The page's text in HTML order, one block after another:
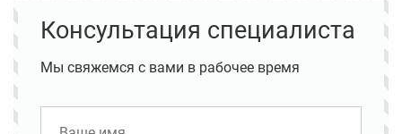
Консультация специалиста
Мы свяжемся с вами в рабочее время